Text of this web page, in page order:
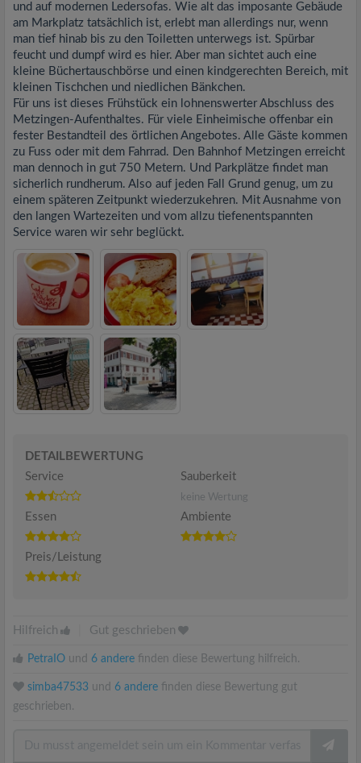
und auf modernen Ledersofas. Wie alt das imposante Gebäude
am Markplatz tatsächlich ist, erlebt man allerdings nur, wenn
man tief hinab bis zu den Toiletten unterwegs ist. Spürbar
feucht und dumpf wird es hier. Aber man sichtet auch eine
kleine Büchertauschbörse und einen kindgerechten Bereich, mit
kleinen Tischchen und niedlichen Bänkchen.
Für uns ist dieses Frühstück ein lohnenswerter Abschluss des
Metzingen-Aufenthaltes. Für viele Einheimische offenbar ein
fester Bestandteil des örtlichen Angebotes. Alle Gäste kommen
zu Fuss oder mit dem Fahrrad. Den Bahnhof Metzingen erreicht
man dennoch in gut 750 Metern. Und Parkplätze findet man
sicherlich rundherum. Also auf jeden Fall Grund genug, um zu
einem späteren Zeitpunkt wiederzukehren. Mit Ausnahme von
den langen Wartezeiten und vom allzu tiefenentspannten
Service waren wir sehr beglückt.
DETAILBEWERTUNG
Service
Sauberkeit
keine Wertung
Essen Ambiente
Preis/Leistung
Hilfreich Gut geschrieben
PetraIO und 6 andere finden diese Bewertung hilfreich.
simba47533 und 6 andere finden diese Bewertung gut
geschrieben.